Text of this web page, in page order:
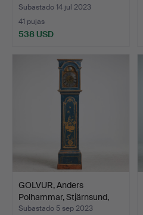
Subastado 14 jul 2023
41 pujas
538 USD
GOLVUR, Anders
Polhammar, Stjärnsund,
medi…
Subastado 5 sep 2023